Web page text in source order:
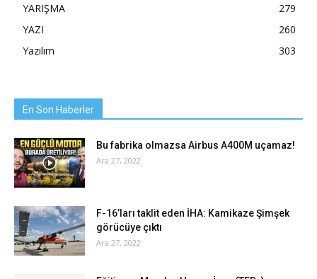
YARIŞMA
279
YAZI
260
Yazılım
303
En Son Haberler
Bu fabrika olmazsa Airbus A400M uçamaz!
Ara 27, 2022
F-16’ları taklit eden İHA: Kamikaze Şimşek
görücüye çıktı
Ara 27, 2022